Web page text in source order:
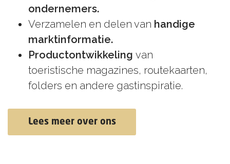
ondernemers.
Verzamelen en delen van handige
marktinformatie.
Productontwikkeling van
toeristische magazines, routekaarten,
folders en andere gastinspiratie.
Lees meer over ons